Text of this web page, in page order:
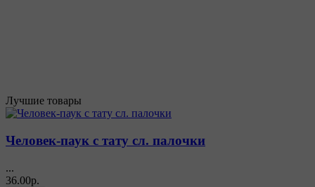
Лучшие товары
Человек-паук с тату сл. палочки
...
36.00р.